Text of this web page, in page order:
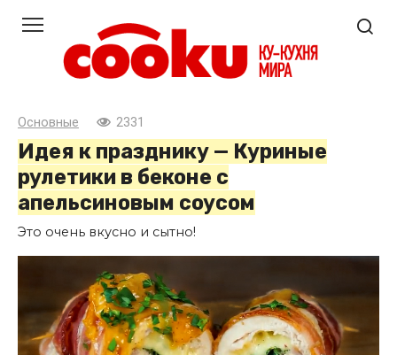
контенту
Основные 2331
Идея к празднику — Куриные
рулетики в беконе с
апельсиновым соусом
Это очень вкусно и сытно!